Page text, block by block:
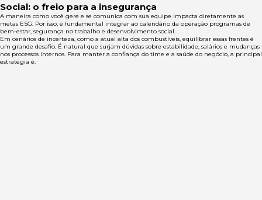
Social: o freio para a insegurança
A maneira como você gere e se comunica com sua equipe impacta diretamente as
metas ESG. Por isso, é fundamental integrar ao calendário da operação programas de
bem-estar, segurança no trabalho e desenvolvimento social.
Em cenários de incerteza, como a atual alta dos combustíveis, equilibrar essas frentes é
um grande desafio. É natural que surjam dúvidas sobre estabilidade, salários e mudanças
nos processos internos. Para manter a confiança do time e a saúde do negócio, a principal
estratégia é: